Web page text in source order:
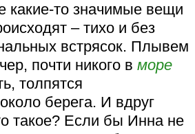
какие-то значимые вещи
– тихо и без
встрясок. Плывем
почти никого вморе
толпятся
берега. И вдруг
такое? Если бы Инна не